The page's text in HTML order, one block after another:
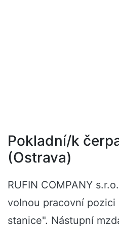
Pokladní/k
(Ostrava)
RUFIN COMPANY
volnou pracovní
stanice". Nástupní